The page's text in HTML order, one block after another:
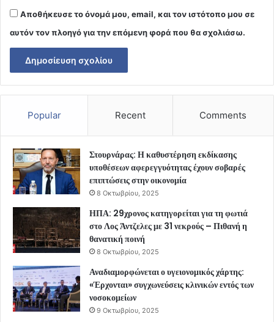
Αποθήκευσε το όνομά μου, email, και τον ιστότοπο μου σε
αυτόν τον πλοηγό για την επόμενη φορά που θα σχολιάσω.
Popular Recent Comments
Στουρνάρας: Η καθυστέρηση εκδίκασης
υποθέσεων αφερεγγυότητας έχουν σοβαρές
επιπτώσεις στην οικονομία
8 Οκτωβρίου, 2025
ΗΠΑ: 29χρονος κατηγορείται για τη φωτιά
στο Λος Άντζελες με 31 νεκρούς – Πιθανή η
θανατική ποινή
8 Οκτωβρίου, 2025
Αναδιαμορφώνεται ο υγειονομικός χάρτης:
«Έρχονται» συγχωνεύσεις κλινικών εντός των
νοσοκομείων
9 Οκτωβρίου, 2025